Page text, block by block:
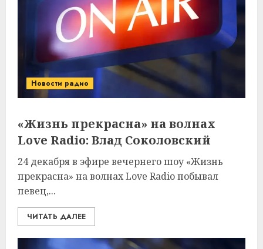
Новости радио
«Жизнь прекрасна» на волнах
Love Radio: Влад Соколовский
24 декабря в эфире вечернего шоу «Жизнь
прекрасна» на волнах Love Radio побывал
певец,...
ЧИТАТЬ ДАЛЕЕ